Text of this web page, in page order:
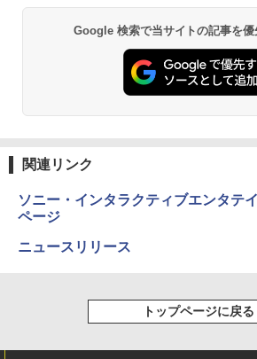
Google 検索で当サイトの記事を優
関連リンク
ソニー・インタラクティブエンタテ
ページ
ニュースリリース
トップページに戻る